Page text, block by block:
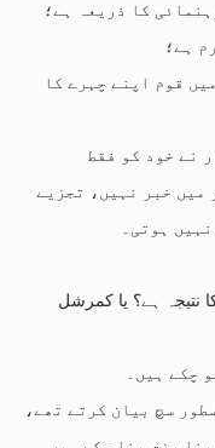
کا ذریعہ ہے؛
ہے؛
قوم اپنے چہرے کا
نے خود کو فقط
میں خبر نہیں، تجزیے
ہوتی۔
نتیجہ ہے؟ یا کمرشل
چکے ہیں۔
سچ بیان کرتے تھے،